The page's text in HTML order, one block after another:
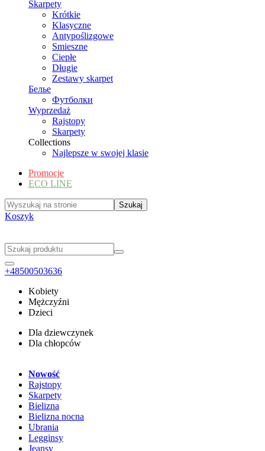
Skarpety
Krótkie
Klasyczne
Antypoślizgowe
Smieszne
Ciepłe
Długie
Zestawy skarpet
Белье
Футболки
Wyprzedaż
Rajstopy
Skarpety
Collections
Najlepsze w swojej klasie
Promocje
ECO LINE
Koszyk
+48500503636
Kobiety
Mężczyźni
Dzieci
Dla dziewczynek
Dla chłopców
Nowość
Rajstopy
Skarpety
Bielizna
Bielizna nocna
Ubrania
Legginsy
Jeansy